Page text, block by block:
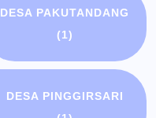
DESA PAKUTANDANG
(1)
DESA PINGGIRSARI